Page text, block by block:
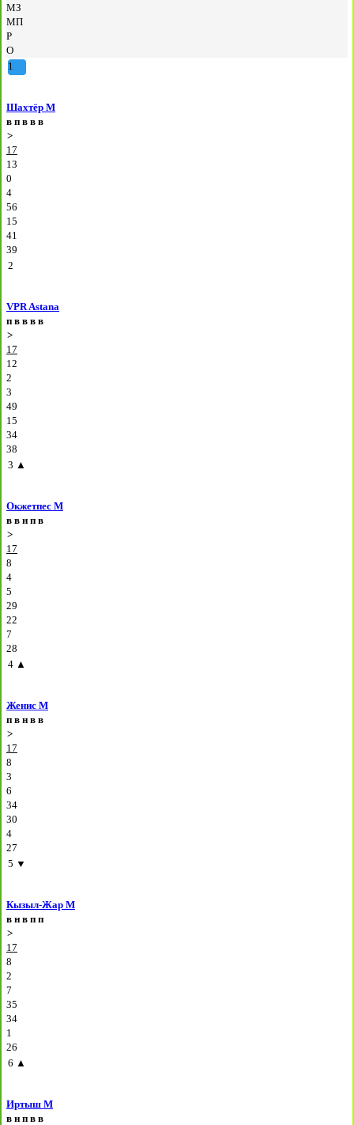
МЗ
МП
Р
О
1
Шахтёр М
в п в в в
>
17
13
0
4
56
15
41
39
2
VPR Astana
п в в в в
>
17
12
2
3
49
15
34
38
3 ▲
Окжетпес М
в в н п в
>
17
8
4
5
29
22
7
28
4 ▲
Женис М
п в н в в
>
17
8
3
6
34
30
4
27
5 ▼
Кызыл-Жар М
в н в п п
>
17
8
2
7
35
34
1
26
6 ▲
Иртыш М
в н п в в